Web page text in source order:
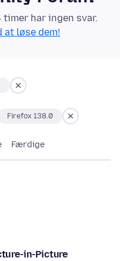
har ingen svar.
løse dem!
Firefox 138.0
Færdige
in-Picture